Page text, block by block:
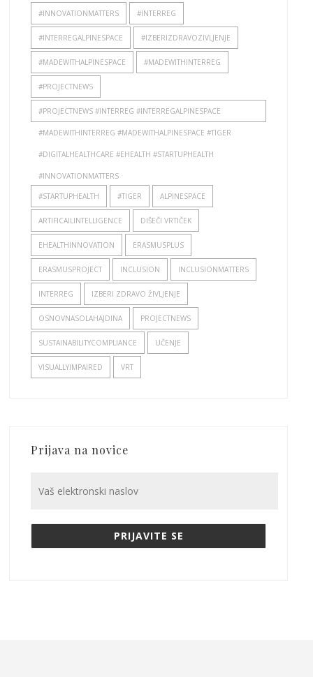
#INNOVATIONMATTERS #INTERREG
#INTERREGALPINESPACE #IZBERIZDRAVOZIVLJENJE
#MADEWITHALPINESPACE #MADEWITHINTERREG
#PROJECTNEWS
#PROJECTNEWS #INTERREG #INTERREGALPINESPACE
#MADEWITHINTERREG #MADEWITHALPINESPACE #TIGER
#DIGITALHEALTHCARE #EHEALTH #STARTUPHEALTH
#INNOVATIONMATTERS
#STARTUPHEALTH #TIGER ALPINESPACE
ARTIFICAILINTELLIGENCE DIŠEČI VRTIČEK
EHEALTHINNOVATION ERASMUSPLUS
ERASMUSPROJECT INCLUSION INCLUSIONMATTERS
INTERREG IZBERI ZDRAVO ŽIVLJENJE
OSNOVNASOLAHAJDINA PROJECTNEWS
SUSTAINABILITYCOMPLIANCE UČENJE
VISUALLYIMPAIRED VRT
Prijava na novice